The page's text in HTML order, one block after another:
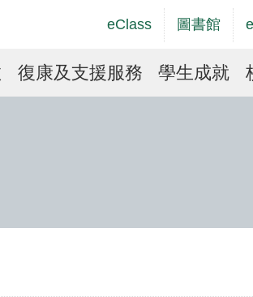
Social
Language
switcher
eClass 圖書館
復康及支援服務 學生成就